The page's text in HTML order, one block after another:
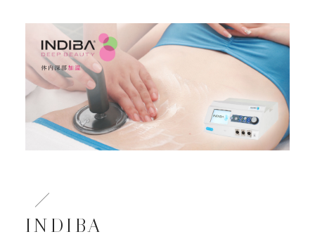
INDIBA